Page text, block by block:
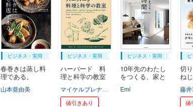
ビジネス・実用
春巻きは蒸し料
理である。
山本亜由美
ビジネス・実用
ハーバード 料
理と科学の教室
ピアセーレンセン デイヴ
値引きあり
ビジネス・実用
10年先のわたし
をつくる、家と
Emi
切
ね
藤
値